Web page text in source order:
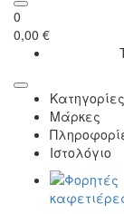
0
0,00 €
Κατηγορίες
Μάρκες
Ιστολόγιο